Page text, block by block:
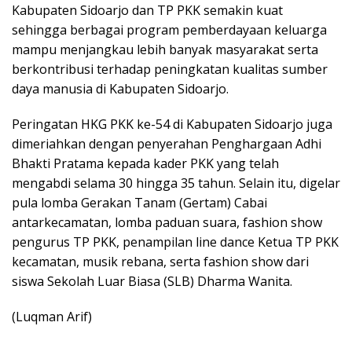
Kabupaten Sidoarjo dan TP PKK semakin kuat
sehingga berbagai program pemberdayaan keluarga
mampu menjangkau lebih banyak masyarakat serta
berkontribusi terhadap peningkatan kualitas sumber
daya manusia di Kabupaten Sidoarjo.
Peringatan HKG PKK ke-54 di Kabupaten Sidoarjo juga
dimeriahkan dengan penyerahan Penghargaan Adhi
Bhakti Pratama kepada kader PKK yang telah
mengabdi selama 30 hingga 35 tahun. Selain itu, digelar
pula lomba Gerakan Tanam (Gertam) Cabai
antarkecamatan, lomba paduan suara, fashion show
pengurus TP PKK, penampilan line dance Ketua TP PKK
kecamatan, musik rebana, serta fashion show dari
siswa Sekolah Luar Biasa (SLB) Dharma Wanita.
(Luqman Arif)